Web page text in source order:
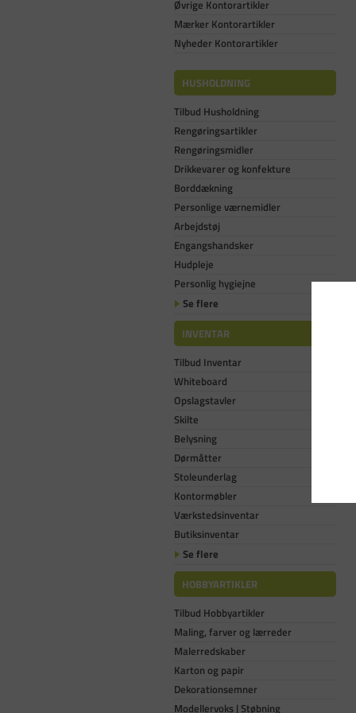
Øvrige Kontorartikler
Mærker Kontorartikler
Nyheder Kontorartikler
HUSHOLDNING
Tilbud Husholdning
Rengøringsartikler
Rengøringsmidler
Drikkevarer og konfekture
Borddækning
Personlige værnemidler
Arbejdstøj
Engangshandsker
Hudpleje
Personlig hygiejne
Se flere
INVENTAR
Tilbud Inventar
Whiteboard
Opslagstavler
Skilte
Belysning
Dørmåtter
Stoleunderlag
Kontormøbler
Værkstedsinventar
Butiksinventar
Se flere
HOBBYARTIKLER
Tilbud Hobbyartikler
Maling, farver og lærreder
Malerredskaber
Karton og papir
Dekorationsemner
Modellervoks | Støbning